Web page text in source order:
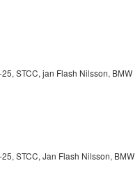
STCC, jan Flash Nilsson, BMW
STCC, Jan Flash Nilsson, BMW